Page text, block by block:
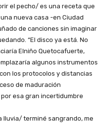
el pecho/ es una receta que
nueva casa -en Ciudad
de canciones sin imaginar
“El disco ya está. No
Elniño Quetocafuerte,
algunos instrumentos
los protocolos y distancias
de maduración
esa gran incertidumbre
lluvia/ terminé sangrando, me